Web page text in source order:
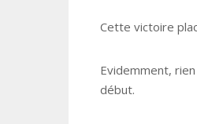
Cette victoire
Evidemment,
début.